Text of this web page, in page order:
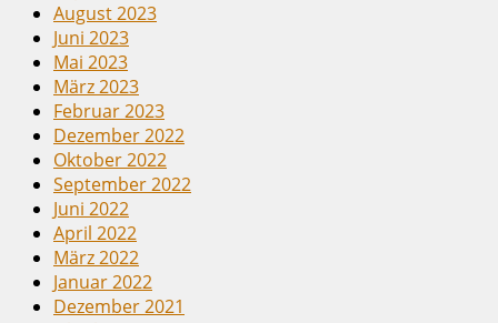
August 2023
Juni 2023
Mai 2023
März 2023
Februar 2023
Dezember 2022
Oktober 2022
September 2022
Juni 2022
April 2022
März 2022
Januar 2022
Dezember 2021